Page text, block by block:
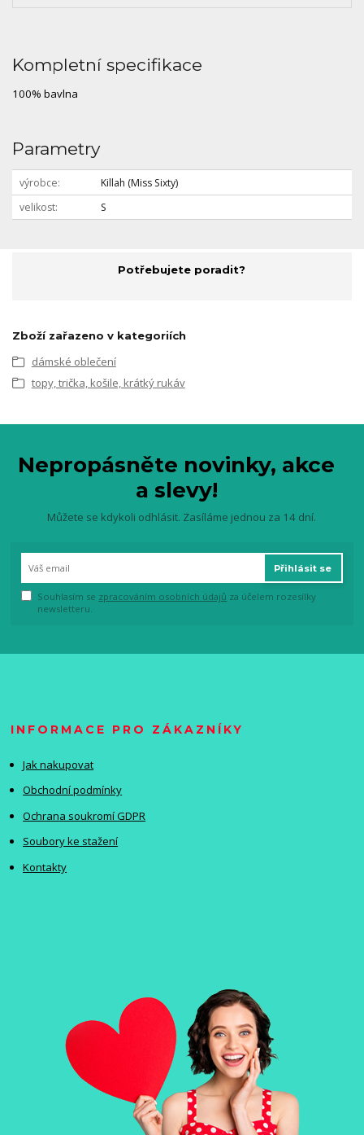
Kompletní specifikace
100% bavlna
Parametry
výrobce
Killah (Miss Sixty)
velikost
S
Potřebujete poradit?
Zboží zařazeno v kategoriích
dámské oblečení
topy, trička, košile, krátký rukáv
Nepropásněte novinky, akce
a slevy!
Můžete se kdykoli odhlásit. Zasíláme jednou za 14 dní.
Přihlásit se
Souhlasím se zpracováním osobních údajů za účelem rozesílky
newsletteru.
INFORMACE PRO ZÁKAZNÍKY
Jak nakupovat
Obchodní podmínky
Ochrana soukromí GDPR
Soubory ke stažení
Kontakty